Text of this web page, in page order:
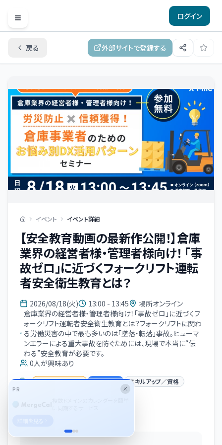
Open menu
ログイン
戻る 外部サイトで登録する
イベント イベント詳細
【安全教育動画の最新作公開！】倉庫
業界の経営者様・管理者様向け！ 「事
故ゼロ」に近づくフォークリフト運転
者安全衛生教育とは？
2026/08/18(火) 13:00 - 13:45
場所オンライン
倉庫業界の経営者様・管理者様向け！「事故ゼロ」に近づくフ
ォークリフト運転者安全衛生教育とは？フォークリフトに関わ
る労働災害の中で最も多いのは「墜落・転落」事故。ヒューマ
ンエラーによる重大事故を防ぐためには、現場で本当に“伝
わる”安全教育が必要です。
0人が興味あり
セミナー(勉強会) オンライン
スキルアップ／資格
PR